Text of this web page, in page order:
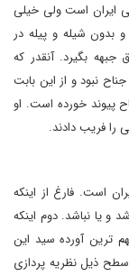
ایران است ولی خیلی
بدون شیله و پیله در
بگیرد. آنقدر که
نبود و از این بابت
پیوند خورده است. او
را فریب دادند.
است. فارغ از اینکه
و یا نباشد. دوم اینکه
ترین آورده سید این
ذیل نظریه پردازی